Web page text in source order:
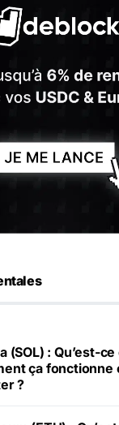
(SOL) : Qu’est-ce
ça fonctionne
?